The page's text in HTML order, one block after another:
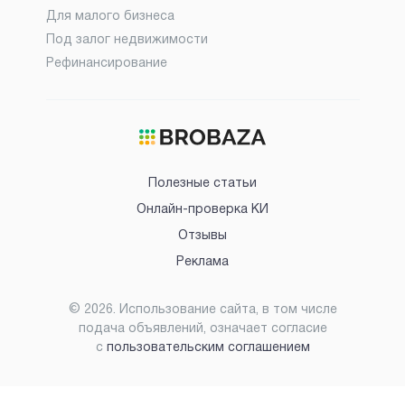
Для малого бизнеса
Под залог недвижимости
Рефинансирование
Полезные статьи
Онлайн-проверка КИ
Отзывы
Реклама
© 2026. Использование сайта, в том числе
подача объявлений, означает согласие
с пользовательским соглашением